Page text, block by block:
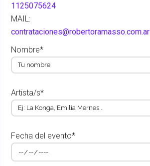
1125075624
MAIL:
contrataciones@robertoramasso.com.ar
Nombre*
Artista/s*
Fecha del evento*